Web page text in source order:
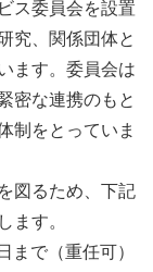
ス委員会を設置
究、関係団体と
ます。委員会は
密な連携のもと
制をとっていま
図るため、下記
ます。
まで（重任可）